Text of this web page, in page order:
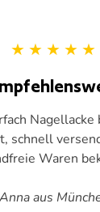
schnell
Waren
Anna aus